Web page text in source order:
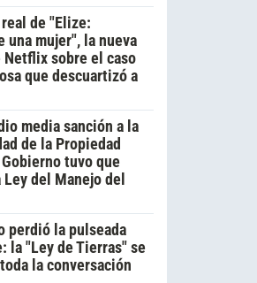
de "Elize:
una mujer", la nueva
Netflix sobre el caso
que descuartizó a
media sanción a la
de la Propiedad
tuvo que
del Manejo del
perdió la pulseada
la "Ley de Tierras" se
la conversación